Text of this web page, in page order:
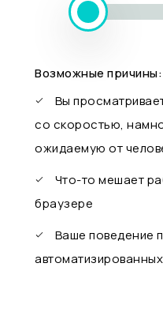
Возможные причины:
Вы
со скоростью,
ожидаемую от
Что-то мешает
браузере
Ваше поведение